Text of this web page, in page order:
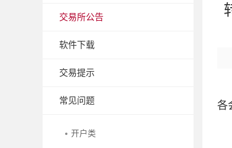
交易所公告
软件下载
交易提示
常见问题
开户类
各